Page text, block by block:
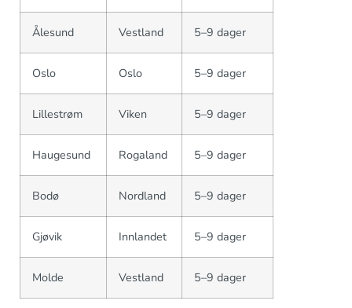
Ålesund Vestland 5–9 dager
Oslo Oslo 5–9 dager
Lillestrøm Viken 5–9 dager
Haugesund Rogaland 5–9 dager
Bodø Nordland 5–9 dager
Gjøvik Innlandet 5–9 dager
Molde Vestland 5–9 dager